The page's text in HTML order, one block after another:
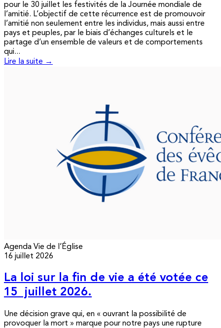
pour le 30 juillet les festivités de la Journée mondiale de
l’amitié. L’objectif de cette récurrence est de promouvoir
l’amitié non seulement entre les individus, mais aussi entre
pays et peuples, par le biais d’échanges culturels et le
partage d’un ensemble de valeurs et de comportements
qui...
Lire la suite →
Agenda Vie de l’Église
16 juillet 2026
La loi sur la fin de vie a été votée ce
15 juillet 2026.
Une décision grave qui, en « ouvrant la possibilité de
provoquer la mort » marque pour notre pays une rupture